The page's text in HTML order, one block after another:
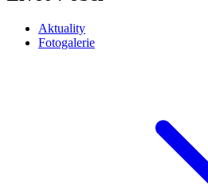
Aktuality
Fotogalerie